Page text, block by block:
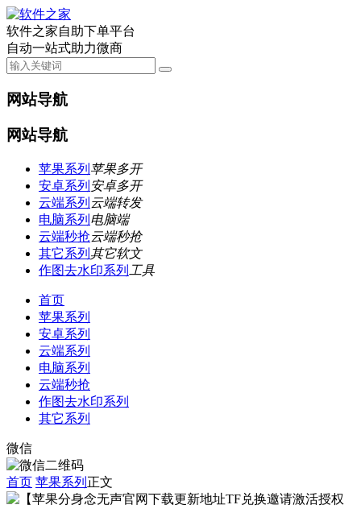
软件之家自助下单平台
自动一站式助力微商
网站导航
网站导航
苹果系列 苹果多开
安卓系列 安卓多开
云端系列 云端转发
电脑系列 电脑端
云端秒抢云端秒抢
其它系列 其它软文
作图去水印系列 工具
首页
苹果系列
安卓系列
云端系列
电脑系列
云端秒抢
作图去水印系列
其它系列
微信
首页 苹果系列 正文